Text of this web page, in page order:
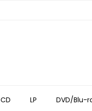
CD LP DVD/Blu-